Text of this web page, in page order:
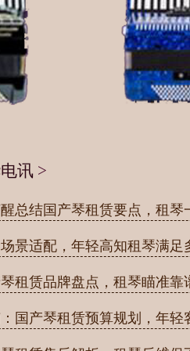
讯 >
总结国产琴租赁要点，租琴
景适配，年轻高知租琴满足
租赁品牌盘点，租琴瞄准靠
国产琴租赁预算规划，年轻